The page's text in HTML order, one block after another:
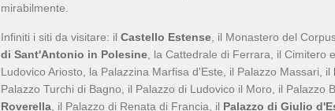
mirabilmente.
Infiniti i siti da visitare: il Castello Estense , il Monastero del
di Sant'Antonio in Polesine , la Cattedrale di Ferrara, il Cimitero
Ludovico Ariosto, la Palazzina Marfisa d'Este, il Palazzo Massari, il
Palazzo Turchi di Bagno, il Palazzo di Ludovico il Moro, il Palazzo
Roverella , il Palazzo di Renata di Francia, il Palazzo di Giulio